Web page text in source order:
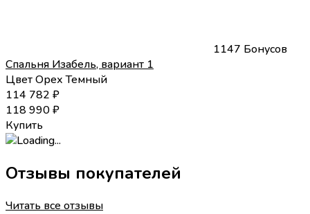
1147 Бонусов
Спальня Изабель, вариант 1
ЦветОрех Темный
114 782 ₽
118 990₽
Купить
Отзывы покупателей
Читать все отзывы